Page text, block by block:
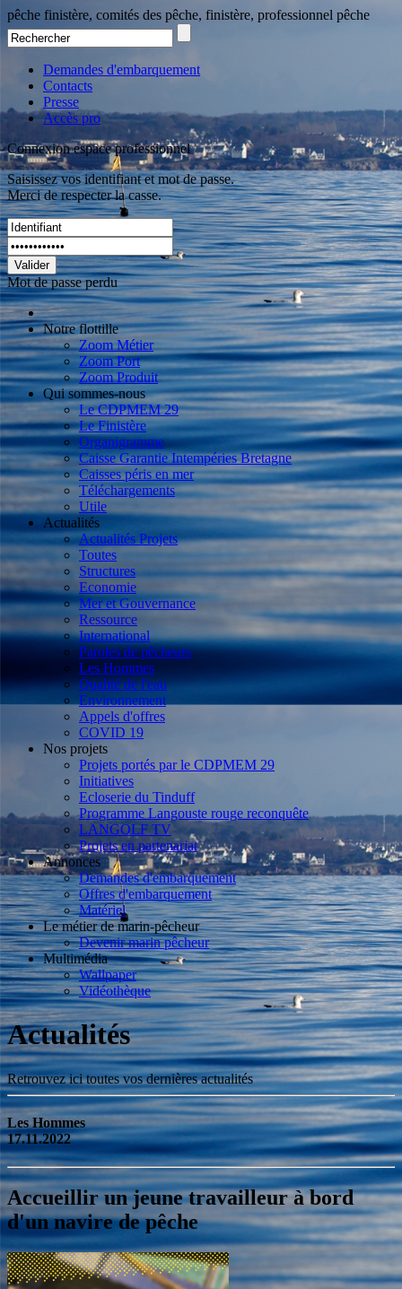
pêche finistère, comités des pêche, finistère, professionnel pêche
Demandes d'embarquement
Contacts
Presse
Accès pro
Connexion espace professionnel
Saisissez vos identifiant et mot de passe.
Merci de respecter la casse.
Valider
Mot de passe perdu
Notre flottille
Zoom Métier
Zoom Port
Zoom Produit
Qui sommes-nous
Le CDPMEM 29
Le Finistère
Organigramme
Caisse Garantie Intempéries Bretagne
Caisses péris en mer
Téléchargements
Utile
Actualités
Actualités Projets
Toutes
Structures
Economie
Mer et Gouvernance
Ressource
International
Paroles de pêcheurs
Les Hommes
Qualité de l'eau
Environnement
Appels d'offres
COVID 19
Nos projets
Projets portés par le CDPMEM 29
Initiatives
Ecloserie du Tinduff
Programme Langouste rouge reconquête
LANGOLF TV
Projets en partenariat
Annonces
Demandes d'embarquement
Offres d'embarquement
Matériel
Le métier de marin-pêcheur
Devenir marin pêcheur
Multimédia
Wallpaper
Vidéothèque
Actualités
Retrouvez ici toutes vos dernières actualités
Les Hommes
17.11.2022
Accueillir un jeune travailleur à bord
d'un navire de pêche